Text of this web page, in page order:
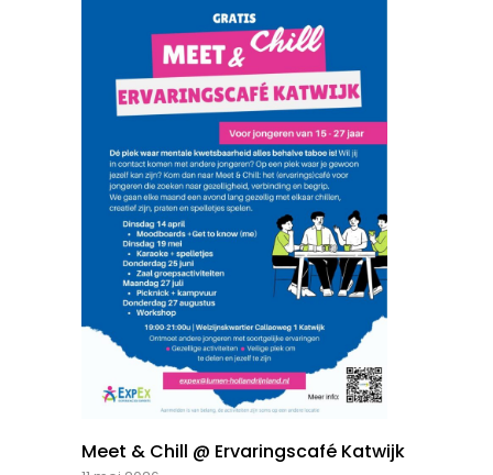
Meet & Chill @ Ervaringscafé Katwijk